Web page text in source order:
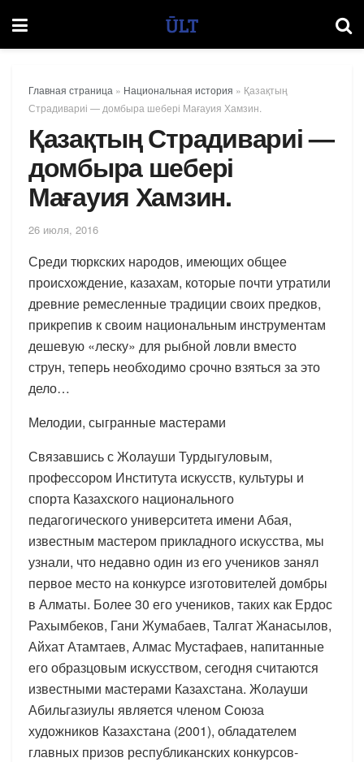
Главная страница » Национальная история » Қазақтың
Страдивариі — домбыра шебері Мағауия Хамзин.
Қазақтың Страдивариі —
домбыра шебері
Мағауия Хамзин.
26 июля, 2016
Среди тюркских народов, имеющих общее
происхождение, казахам, которые почти утратили
древние ремесленные традиции своих предков,
прикрепив к своим национальным инструментам
дешевую «леску» для рыбной ловли вместо
струн, теперь необходимо срочно взяться за это
дело…
Мелодии, сыгранные мастерами
Связавшись с Жолауши Турдыгуловым,
профессором Института искусств, культуры и
спорта Казахского национального
педагогического университета имени Абая,
известным мастером прикладного искусства, мы
узнали, что недавно один из его учеников занял
первое место на конкурсе изготовителей домбры
в Алматы. Более 30 его учеников, таких как Ердос
Рахымбеков, Гани Жумабаев, Талгат Жанасылов,
Айхат Атамтаев, Алмас Мустафаев, напитанные
его образцовым искусством, сегодня считаются
известными мастерами Казахстана. Жолауши
Абильгазиулы является членом Союза
художников Казахстана (2001), обладателем
главных призов республиканских конкурсов-